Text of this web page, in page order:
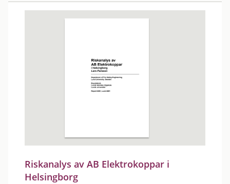
Riskanalys av AB Elektrokoppar i
Helsingborg